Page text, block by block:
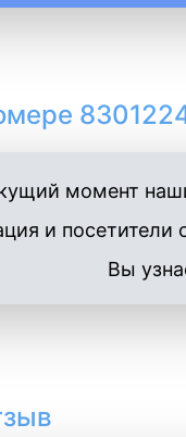
момент
и посетители
Вы